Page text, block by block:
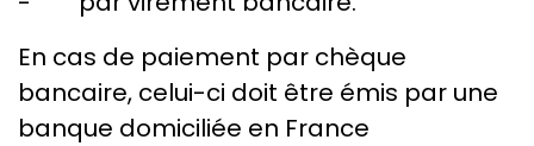
En cas de paiement par chèque
bancaire, celui-ci doit être émis par une
banque domiciliée en France